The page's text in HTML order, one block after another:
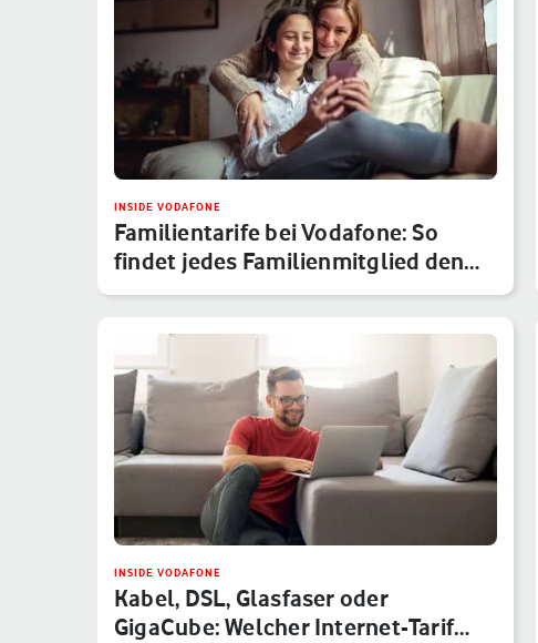
INSIDE VODAFONE
Familientarife bei Vodafone: So
findet jedes Familienmitglied den…
INSIDE VODAFONE
Kabel, DSL, Glasfaser oder
GigaCube: Welcher Internet-Tarif